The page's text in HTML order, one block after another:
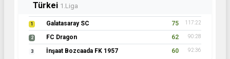
Türkei 1.Liga
1 Galatasaray SC 75 117:22
2 FC Dragon 62 90:28
3 İnşaat Bozcaada FK 1957 60 92:36